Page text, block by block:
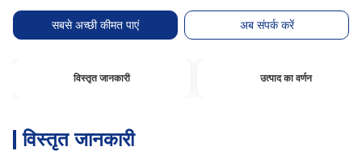
सबसे अच्छी कीमत पाएं अब संपर्क करें
विस्तृत जानकारी उत्पाद का वर्णन
विस्तृत जानकारी